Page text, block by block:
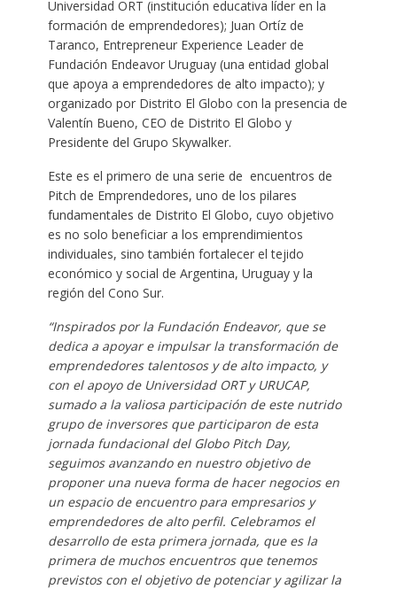
Universidad ORT (institución educativa líder en la
formación de emprendedores); Juan Ortíz de
Taranco, Entrepreneur Experience Leader de
Fundación Endeavor Uruguay (una entidad global
que apoya a emprendedores de alto impacto); y
organizado por Distrito El Globo con la presencia de
Valentín Bueno, CEO de Distrito El Globo y
Presidente del Grupo Skywalker.
Este es el primero de una serie de encuentros de
Pitch de Emprendedores, uno de los pilares
fundamentales de Distrito El Globo, cuyo objetivo
es no solo beneficiar a los emprendimientos
individuales, sino también fortalecer el tejido
económico y social de Argentina, Uruguay y la
región del Cono Sur.
“Inspirados por la Fundación Endeavor, que se
dedica a apoyar e impulsar la transformación de
emprendedores talentosos y de alto impacto, y
con el apoyo de Universidad ORT y URUCAP,
sumado a la valiosa participación de este nutrido
grupo de inversores que participaron de esta
jornada fundacional del Globo Pitch Day,
seguimos avanzando en nuestro objetivo de
proponer una nueva forma de hacer negocios en
un espacio de encuentro para empresarios y
emprendedores de alto perfil. Celebramos el
desarrollo de esta primera jornada, que es la
primera de muchos encuentros que tenemos
previstos con el objetivo de potenciar y agilizar la